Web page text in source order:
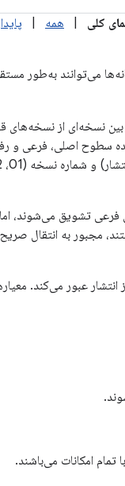
کلی همه
می‌توانند به‌طور
نسخه‌ای از نسخه‌های
سطوح اصلی، فرعی و
تشویق می‌شوند، اما
مجبور به انتقال
عبور می‌کند.